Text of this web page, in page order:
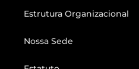
Estrutura Organizacional
Nossa Sede